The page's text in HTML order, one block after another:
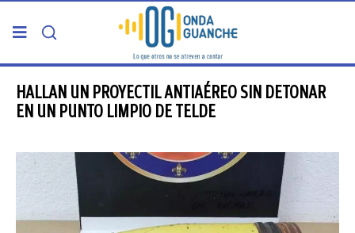
PORTADA
GRAN CANARIA
CANARIAS
HALLAN UN PROYECTIL ANTIAÉREO SIN DETONAR
EN UN PUNTO LIMPIO DE TELDE